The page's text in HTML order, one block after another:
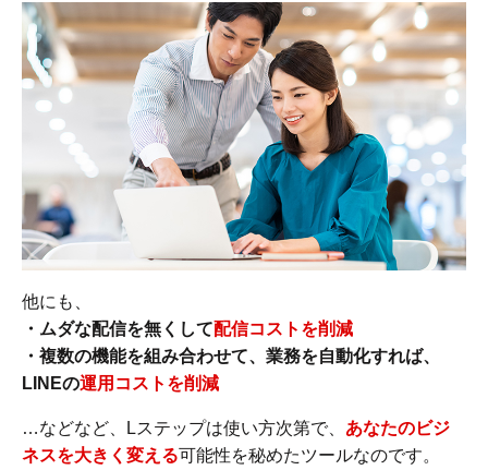
他にも、
・ムダな配信を無くして配信コストを削減
・複数の機能を組み合わせて、業務を自動化すれば、
LINEの運用コストを削減
…などなど、Lステップは使い方次第で、 あなたのビジ
ネスを大きく変える可能性を秘めたツールなのです。